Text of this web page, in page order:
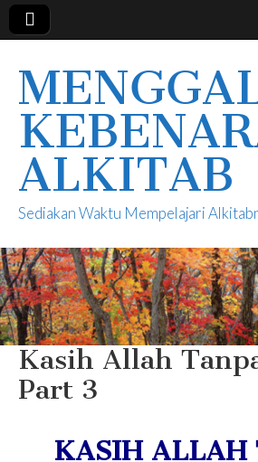
ALKITAB
Sediakan Waktu Mempelajari
Kasih Allah
Part 3
KASIH ALLAH